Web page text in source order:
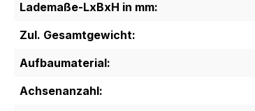
Lademaße-LxBxH in mm:
Zul. Gesamtgewicht:
Aufbaumaterial:
Achsenanzahl: